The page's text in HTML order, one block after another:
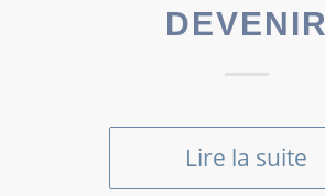
DEVENIR
Lire la suite